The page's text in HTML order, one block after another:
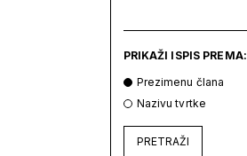
PRIKAŽI ISPIS PREMA:
Prezimenu člana
Nazivu tvrtke
PRETRAŽI